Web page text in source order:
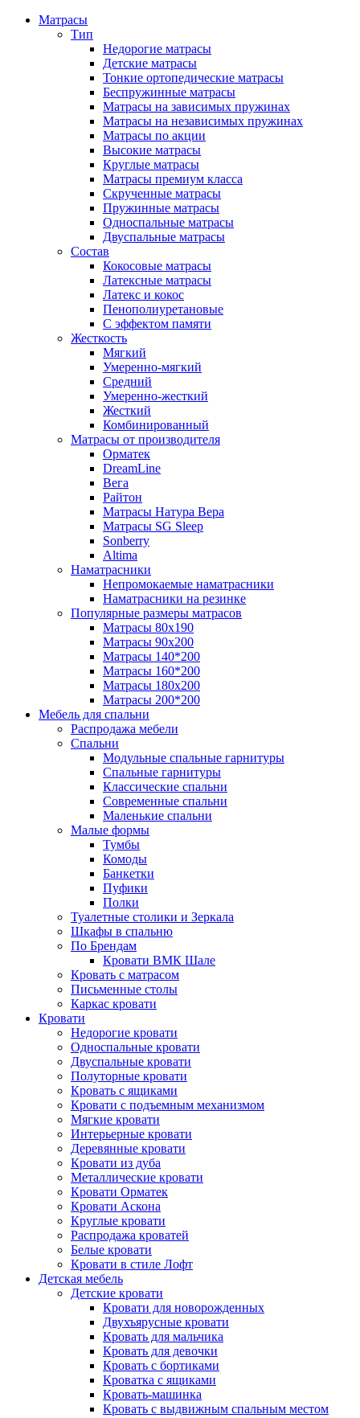
Матрасы
Тип
Недорогие матрасы
Детские матрасы
Тонкие ортопедические матрасы
Беспружинные матрасы
Матрасы на зависимых пружинах
Матрасы на независимых пружинах
Матрасы по акции
Высокие матрасы
Круглые матрасы
Матрасы премиум класса
Скрученные матрасы
Пружинные матрасы
Односпальные матрасы
Двуспальные матрасы
Состав
Кокосовые матрасы
Латексные матрасы
Латекс и кокос
Пенополиуретановые
С эффектом памяти
Жесткость
Мягкий
Умеренно-мягкий
Средний
Умеренно-жесткий
Жесткий
Комбинированный
Матрасы от производителя
Орматек
DreamLine
Вега
Райтон
Матрасы Натура Вера
Матрасы SG Sleep
Sonberry
Altima
Наматрасники
Непромокаемые наматрасники
Наматрасники на резинке
Популярные размеры матрасов
Матрасы 80x190
Матрасы 90x200
Матрасы 140*200
Матрасы 160*200
Матрасы 180x200
Матрасы 200*200
Мебель для спальни
Распродажа мебели
Спальни
Модульные спальные гарнитуры
Спальные гарнитуры
Классические спальни
Современные спальни
Маленькие спальни
Малые формы
Тумбы
Комоды
Банкетки
Пуфики
Полки
Туалетные столики и Зеркала
Шкафы в спальню
По Брендам
Кровати ВМК Шале
Кровать с матрасом
Письменные столы
Каркас кровати
Кровати
Недорогие кровати
Односпальные кровати
Двуспальные кровати
Полуторные кровати
Кровать с ящиками
Кровати с подъемным механизмом
Мягкие кровати
Интерьерные кровати
Деревянные кровати
Кровати из дуба
Металлические кровати
Кровати Орматек
Кровати Аскона
Круглые кровати
Распродажа кроватей
Белые кровати
Кровати в стиле Лофт
Детская мебель
Детские кровати
Кровати для новорожденных
Двухъярусные кровати
Кровать для мальчика
Кровать для девочки
Кровать с бортиками
Кроватка с ящиками
Кровать-машинка
Кровать с выдвижным спальным местом